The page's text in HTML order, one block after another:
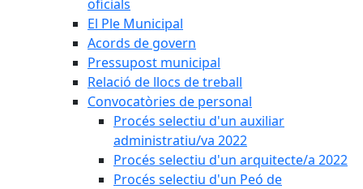
oficials
El Ple Municipal
Acords de govern
Pressupost municipal
Relació de llocs de treball
Convocatòries de personal
Procés selectiu d'un auxiliar
administratiu/va 2022
Procés selectiu d'un arquitecte/a 2022
Procés selectiu d'un Peó de